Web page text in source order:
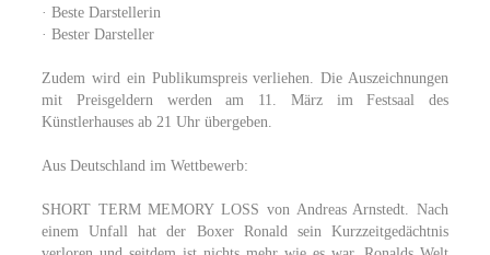
· Beste Darstellerin
· Bester Darsteller
Zudem wird ein Publikumspreis verliehen. Die Auszeichnungen
mit Preisgeldern werden am 11. März im Festsaal des
Künstlerhauses ab 21 Uhr übergeben.
Aus Deutschland im Wettbewerb:
SHORT TERM MEMORY LOSS von Andreas Arnstedt. Nach
einem Unfall hat der Boxer Ronald sein Kurzzeitgedächtnis